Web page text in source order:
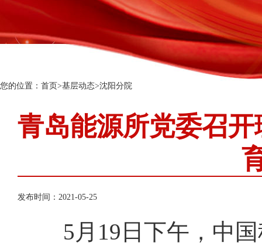
您的位置： 首页>基层动态>沈阳分院
青岛能源所党委召
发布时间：2021-05-25
5 月 19 日下午，中